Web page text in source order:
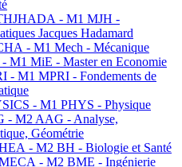
- M1 MJH -
Jacques Hadamard
- M1 Mech - Mécanique
M1 MiE - Master en Economie
- M1 MPRI - Fondements de
- M1 PHYS - Physique
- M2 AAG - Analyse,
Géométrie
- M2 BH - Biologie et Santé
- M2 BME - Ingénierie